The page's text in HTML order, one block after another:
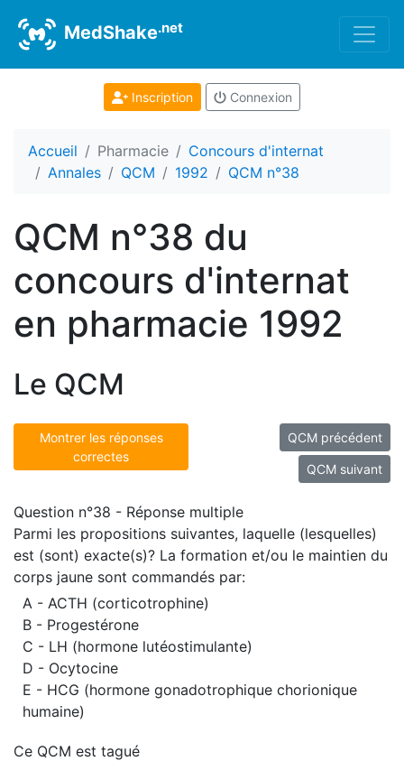
MedShake.net
Inscription Connexion
Accueil Pharmacie
Concours d'internat
Annales
QCM 1992 QCM n°38
QCM n°38 du
concours d'internat
en pharmacie 1992
Le QCM
Montrer les réponses
correctes
QCM précédent
QCM suivant
Question n°38 - Réponse multiple
Parmi les propositions suivantes, laquelle (lesquelles)
est (sont) exacte(s)? La formation et/ou le maintien du
corps jaune sont commandés par:
A - ACTH (corticotrophine)
B - Progestérone
C - LH (hormone lutéostimulante)
D - Ocytocine
E - HCG (hormone gonadotrophique chorionique
humaine)
Ce QCM est tagué